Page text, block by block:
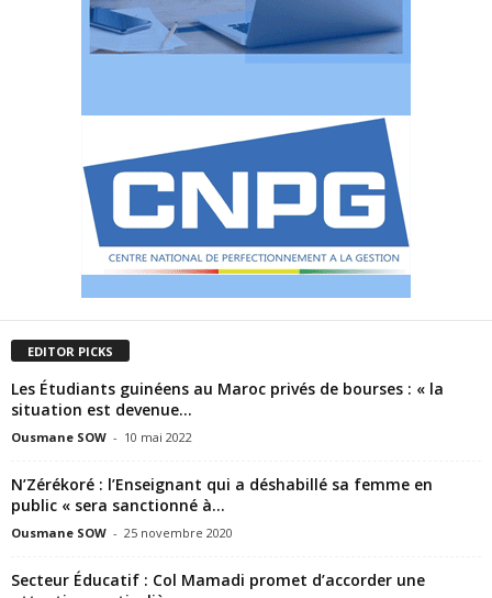
EDITOR PICKS
Les Étudiants guinéens au Maroc privés de bourses : « la
situation est devenue...
Ousmane SOW - 10 mai 2022
N’Zérékoré : l’Enseignant qui a déshabillé sa femme en
public « sera sanctionné à...
Ousmane SOW - 25 novembre 2020
Secteur Éducatif : Col Mamadi promet d’accorder une